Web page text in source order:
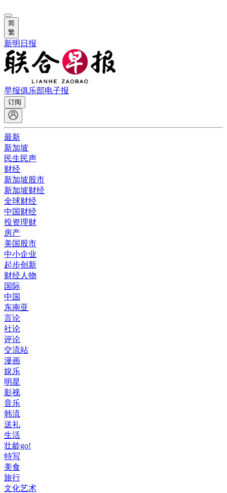
简
繁
新明日报
早报俱乐部电子报
订阅
最新
新加坡
民生民声
财经
新加坡股市
新加坡财经
全球财经
中国财经
投资理财
房产
美国股市
中小企业
起步创新
财经人物
国际
中国
东南亚
言论
社论
评论
交流站
漫画
娱乐
明星
影视
音乐
韩流
送礼
生活
壮龄go!
特写
美食
旅行
文化艺术